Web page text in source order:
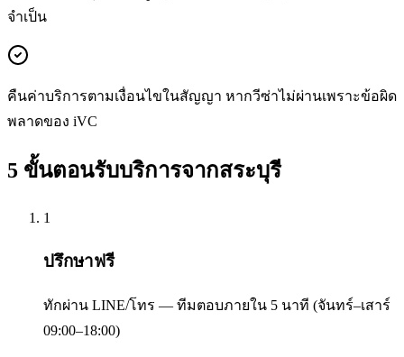
จำเป็น
คืนค่าบริการตามเงื่อนไขในสัญญา หากวีซ่าไม่ผ่านเพราะข้อผิด
พลาดของ iVC
5 ขั้นตอนรับบริการจากสระบุรี
1
ปรึกษาฟรี
ทักผ่าน LINE/โทร — ทีมตอบภายใน 5 นาที (จันทร์–เสาร์
09:00–18:00)